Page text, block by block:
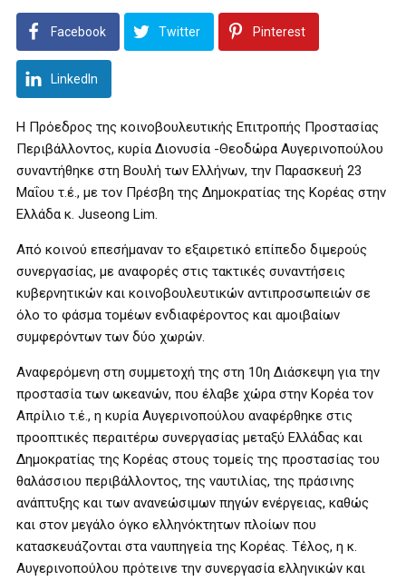
Facebook Twitter Pinterest
LinkedIn
Η Πρόεδρος της κοινοβουλευτικής Επιτροπής Προστασίας
Περιβάλλοντος, κυρία Διονυσία -Θεοδώρα Αυγερινοπούλου
συναντήθηκε στη Βουλή των Ελλήνων, την Παρασκευή 23
Μαΐου τ.έ., με τον Πρέσβη της Δημοκρατίας της Κορέας στην
Ελλάδα κ. Juseong Lim.
Από κοινού επεσήμαναν το εξαιρετικό επίπεδο διμερούς
συνεργασίας, με αναφορές στις τακτικές συναντήσεις
κυβερνητικών και κοινοβουλευτικών αντιπροσωπειών σε
όλο το φάσμα τομέων ενδιαφέροντος και αμοιβαίων
συμφερόντων των δύο χωρών.
Αναφερόμενη στη συμμετοχή της στη 10η Διάσκεψη για την
προστασία των ωκεανών, που έλαβε χώρα στην Κορέα τον
Απρίλιο τ.έ., η κυρία Αυγερινοπούλου αναφέρθηκε στις
προοπτικές περαιτέρω συνεργασίας μεταξύ Ελλάδας και
Δημοκρατίας της Κορέας στους τομείς της προστασίας του
θαλάσσιου περιβάλλοντος, της ναυτιλίας, της πράσινης
ανάπτυξης και των ανανεώσιμων πηγών ενέργειας, καθώς
και στον μεγάλο όγκο ελληνόκτητων πλοίων που
κατασκευάζονται στα ναυπηγεία της Κορέας. Τέλος, η κ.
Αυγερινοπούλου πρότεινε την συνεργασία ελληνικών και